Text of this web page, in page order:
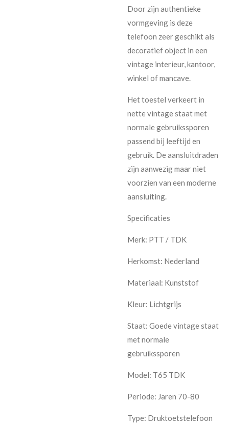
Door zijn authentieke
vormgeving is deze
telefoon zeer geschikt als
decoratief object in een
vintage interieur, kantoor,
winkel of mancave.
Het toestel verkeert in
nette vintage staat met
normale gebruikssporen
passend bij leeftijd en
gebruik. De aansluitdraden
zijn aanwezig maar niet
voorzien van een moderne
aansluiting.
Specificaties
Merk: PTT / TDK
Herkomst: Nederland
Materiaal: Kunststof
Kleur: Lichtgrijs
Staat: Goede vintage staat
met normale
gebruikssporen
Model: T65 TDK
Periode: Jaren 70-80
Type: Druktoetstelefoon